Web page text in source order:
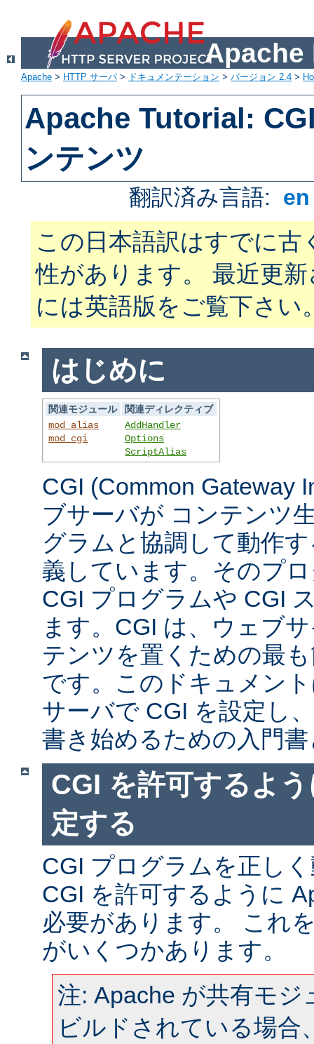
Apache
Apache > HTTP サーバ> ドキュメンテーション > バージョン 2.4 >
Apache Tutorial:
ンテンツ
翻訳済み言語:
この日本語訳はすでに古
性があります。 最近更
には英語版をご覧下さい
はじめに
関連モジュール
関連ディレクティブ
mod_alias
mod_cgi
AddHandler
Options
ScriptAlias
CGI (Common Gateway
ブサーバが コンテンツ
グラムと協調して動作
義しています。そのプ
CGI プログラムや CGI
ます。CGI は、ウェブ
テンツを置くための最
です。このドキュメン
サーバで CGI を設定し
書き始めるための入門
CGI を許可するよ
定する
CGI プログラムを正し
CGI を許可するように
必要があります。 これ
がいくつかあります。
注: Apache が共有モジ
ビルドされている場合